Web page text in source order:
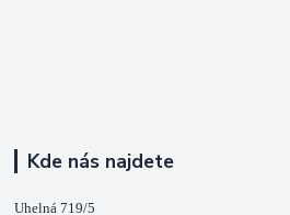
Kde nás najdete
Uhelná 719/5